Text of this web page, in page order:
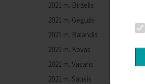
2021 m. Birželis
2021 m. Gegužė
2021 m. Balandis
2021 m. Kovas
2021 m. Vasaris
2021 m. Sausis